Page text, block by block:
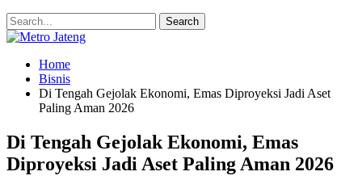
Home
Bisnis
Di Tengah Gejolak Ekonomi, Emas Diproyeksi Jadi Aset
Paling Aman 2026
Di Tengah Gejolak Ekonomi, Emas
Diproyeksi Jadi Aset Paling Aman 2026